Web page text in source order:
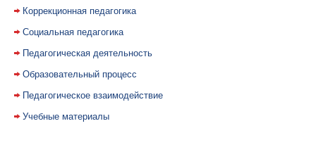
Коррекционная педагогика
Социальная педагогика
Педагогическая деятельность
Образовательный процесс
Педагогическое взаимодействие
Учебные материалы